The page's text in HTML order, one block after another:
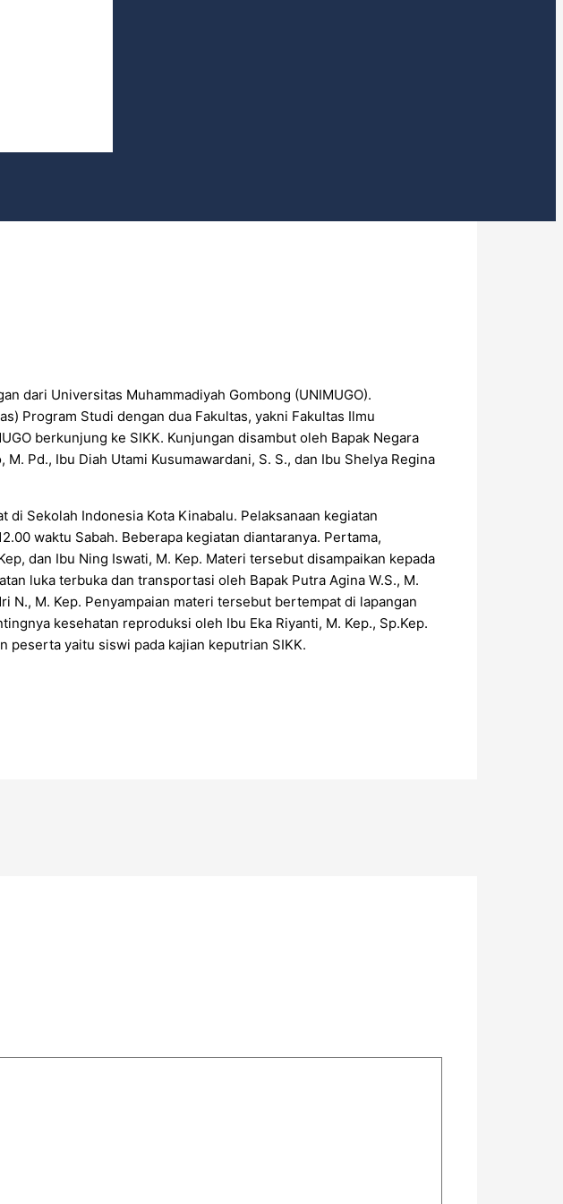
dari Universitas Muhammadiyah Gombong (UNIMUGO).
Program Studi dengan dua Fakultas, yakni Fakultas Ilmu
berkunjung ke SIKK. Kunjungan disambut oleh Bapak Negara
Pd., Ibu Diah Utami Kusumawardani, S. S., dan Ibu Shelya Regina
Sekolah Indonesia Kota Kinabalu. Pelaksanaan kegiatan
waktu Sabah. Beberapa kegiatan diantaranya. Pertama,
dan Ibu Ning Iswati, M. Kep. Materi tersebut disampaikan kepada
luka terbuka dan transportasi oleh Bapak Putra Agina W.S., M.
N., M. Kep. Penyampaian materi tersebut bertempat di lapangan
kesehatan reproduksi oleh Ibu Eka Riyanti, M. Kep., Sp.Kep.
peserta yaitu siswi pada kajian keputrian SIKK.